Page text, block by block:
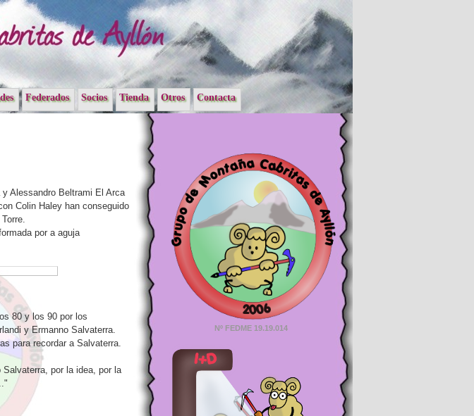
Federados Socios Tienda Otros Contacta
Alessandro Beltrami El Arca
Colin Haley han conseguido
por a aguja
80 y los 90 por los
y Ermanno Salvaterra.
para recordar a Salvaterra.
por la idea, por la
Nº FEDME 19.19.014